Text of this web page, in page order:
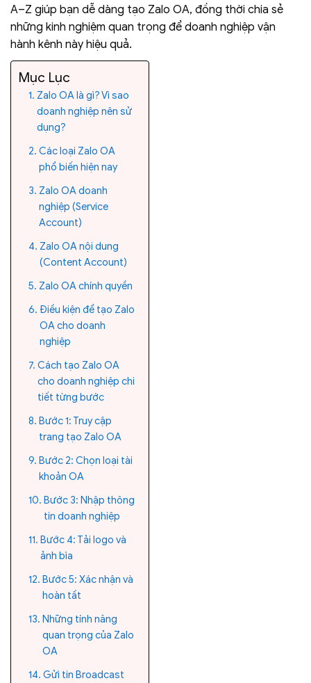
A–Z giúp bạn dễ dàng tạo Zalo OA, đồng thời chia sẻ
những kinh nghiệm quan trọng để doanh nghiệp vận
hành kênh này hiệu quả.
Mục Lục
Zalo OA là gì? Vì sao
doanh nghiệp nên sử
dụng?
Các loại Zalo OA
phổ biến hiện nay
Zalo OA doanh
nghiệp (Service
Account)
Zalo OA nội dung
(Content Account)
Zalo OA chính quyền
Điều kiện để tạo Zalo
OA cho doanh
nghiệp
Cách tạo Zalo OA
cho doanh nghiệp chi
tiết từng bước
Bước 1: Truy cập
trang tạo Zalo OA
Bước 2: Chọn loại tài
khoản OA
Bước 3: Nhập thông
tin doanh nghiệp
Bước 4: Tải logo và
ảnh bìa
Bước 5: Xác nhận và
hoàn tất
Những tính năng
quan trọng của Zalo
OA
Gửi tin Broadcast